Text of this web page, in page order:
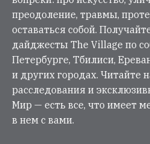
преодоление, травмы,
оставаться собой.
дайджесты The Village по
Петербурге, Тбилиси,
и других городах. Читайте
расследования и
Мир — есть все, что имеет
в нем с вами.